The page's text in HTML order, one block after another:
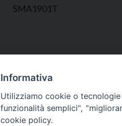
SMA1901T
Informativa
Utilizziamo cookie o
funzionalità semplici",
cookie policy.